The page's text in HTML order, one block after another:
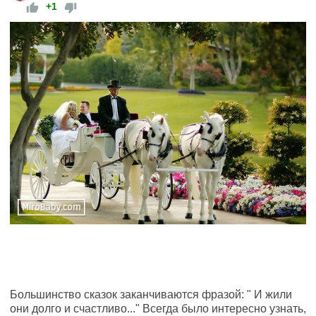
+1
Большинство сказок заканчиваются фразой: " И жили
они долго и счастливо..." Всегда было интересно узнать,